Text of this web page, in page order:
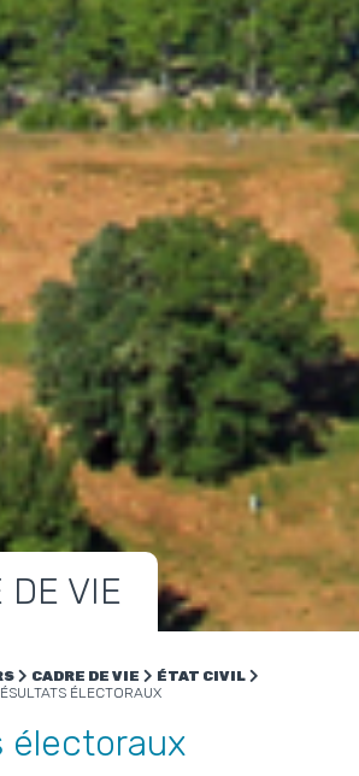
DE VIE
CADRE DE VIE
ÉTAT CIVIL
ÉLECTORAUX
électoraux